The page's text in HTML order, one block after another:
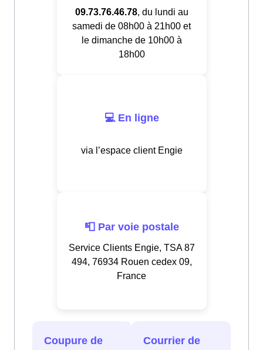
09.73.76.46.78, du lundi au
samedi de 08h00 à 21h00 et
le dimanche de 10h00 à
18h00
💻 En ligne
via l’espace client Engie
📮 Par voie postale
Service Clients Engie, TSA 87
494, 76934 Rouen cedex 09,
France
Coupure de
Courrier de